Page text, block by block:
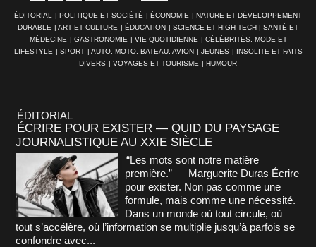
ÉDITORIAL | POLITIQUE ET SOCIÉTÉ | ÉCONOMIE | NATURE ET DÉVELOPPEMENT
DURABLE | ART ET CULTURE | ÉDUCATION | SCIENCE ET HIGH-TECH | SANTÉ ET
MÉDECINE | GASTRONOMIE | VIE QUOTIDIENNE | CÉLÉBRITÉS, MODE ET
LIFESTYLE | SPORT | AUTO, MOTO, BATEAU, AVION | JEUNES | INSOLITE ET FAITS
DIVERS | VOYAGES ET TOURISME | HUMOUR
ÉDITORIAL
ÉCRIRE POUR EXISTER — QUID DU PAYSAGE
JOURNALISTIQUE AU XXIE SIÈCLE
“Les mots sont notre matière
première.” — Marguerite Duras Écrire
pour exister. Non pas comme une
formule, mais comme une nécessité.
Dans un monde où tout circule, où
tout s’accélère, où l’information se multiplie jusqu’à parfois se
confondre avec...